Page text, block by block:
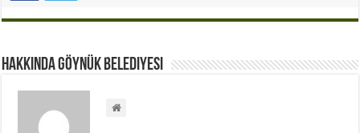
Hakkında Göynük Belediyesi